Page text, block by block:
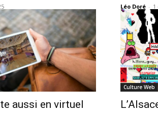
Léo Doré - 1
aussi en virtuel
Culture Web